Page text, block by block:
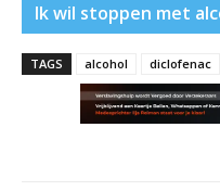
Ik wil stoppen met
TAGS alcohol diclofenac